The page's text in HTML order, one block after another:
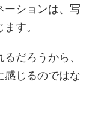
ーションは、写
す。
だろうから、
感じるのではな